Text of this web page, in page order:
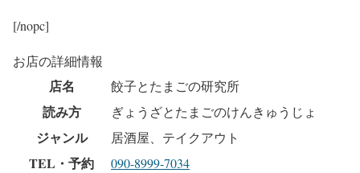
[/nopc]
お店の詳細情報
店名 餃子とたまごの研究所
読み方 ぎょうざとたまごのけんきゅうじょ
ジャンル 居酒屋、テイクアウト
TEL・予約 090-8999-7034